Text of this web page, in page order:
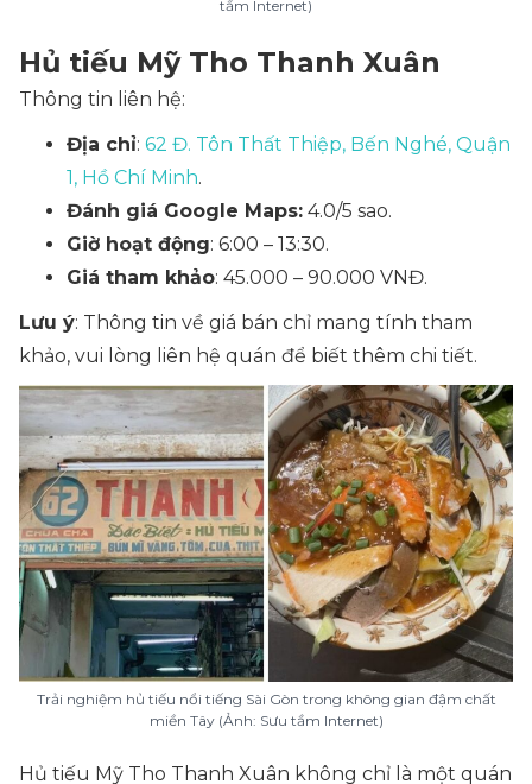
tầm Internet)
Hủ tiếu Mỹ Tho Thanh Xuân
Thông tin liên hệ:
Địa chỉ: 62 Đ. Tôn Thất Thiệp, Bến Nghé, Quận
1, Hồ Chí Minh.
Đánh giá Google Maps: 4.0/5 sao.
Giờ hoạt động: 6:00 – 13:30.
Giá tham khảo: 45.000 – 90.000 VNĐ.
Lưu ý: Thông tin về giá bán chỉ mang tính tham
khảo, vui lòng liên hệ quán để biết thêm chi tiết.
Trải nghiệm hủ tiếu nổi tiếng Sài Gòn trong không gian đậm chất
miền Tây (Ảnh: Sưu tầm Internet)
Hủ tiếu Mỹ Tho Thanh Xuân không chỉ là một quán